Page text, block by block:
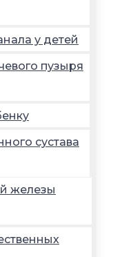
у детей
пузыря
сустава
железы